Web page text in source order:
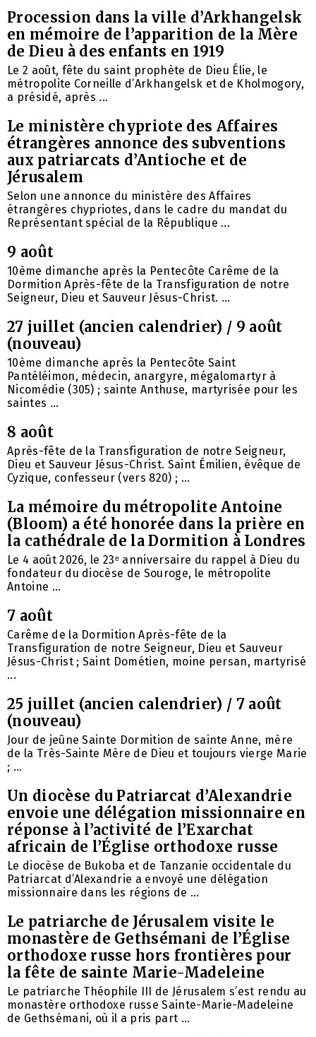
Procession dans la ville d’Arkhangelsk
en mémoire de l’apparition de la Mère
de Dieu à des enfants en 1919
Le 2 août, fête du saint prophète de Dieu Élie, le
métropolite Corneille d’Arkhangelsk et de Kholmogory,
a présidé, après ...
Le ministère chypriote des Affaires
étrangères annonce des subventions
aux patriarcats d’Antioche et de
Jérusalem
Selon une annonce du ministère des Affaires
étrangères chypriotes, dans le cadre du mandat du
Représentant spécial de la République ...
9 août
10ème dimanche après la Pentecôte Carême de la
Dormition Après-fête de la Transfiguration de notre
Seigneur, Dieu et Sauveur Jésus-Christ. ...
27 juillet (ancien calendrier) / 9 août
(nouveau)
10ème dimanche après la Pentecôte Saint
Pantéléimon, médecin, anargyre, mégalomartyr à
Nicomédie (305) ; sainte Anthuse, martyrisée pour les
saintes ...
8 août
Après-fête de la Transfiguration de notre Seigneur,
Dieu et Sauveur Jésus-Christ. Saint Émilien, évêque de
Cyzique, confesseur (vers 820) ; ...
La mémoire du métropolite Antoine
(Bloom) a été honorée dans la prière en
la cathédrale de la Dormition à Londres
Le 4 août 2026, le 23ᵉ anniversaire du rappel à Dieu du
fondateur du diocèse de Souroge, le métropolite
Antoine ...
7 août
Carême de la Dormition Après-fête de la
Transfiguration de notre Seigneur, Dieu et Sauveur
Jésus-Christ ; Saint Dométien, moine persan, martyrisé
...
25 juillet (ancien calendrier) / 7 août
(nouveau)
Jour de jeûne Sainte Dormition de sainte Anne, mère
de la Très-Sainte Mère de Dieu et toujours vierge Marie
; ...
Un diocèse du Patriarcat d’Alexandrie
envoie une délégation missionnaire en
réponse à l’activité de l’Exarchat
africain de l’Église orthodoxe russe
Le diocèse de Bukoba et de Tanzanie occidentale du
Patriarcat d’Alexandrie a envoyé une délégation
missionnaire dans les régions de ...
Le patriarche de Jérusalem visite le
monastère de Gethsémani de l’Église
orthodoxe russe hors frontières pour
la fête de sainte Marie-Madeleine
Le patriarche Théophile III de Jérusalem s’est rendu au
monastère orthodoxe russe Sainte-Marie-Madeleine
de Gethsémani, où il a pris part ...